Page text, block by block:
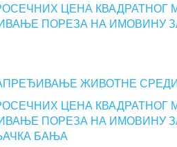
ЦЕНА КВАДРАТНОГ
ПОРЕЗА НА ИМОВИНУ
ЖИВОТНЕ
ЦЕНА КВАДРАТНОГ
ПОРЕЗА НА ИМОВИНУ
БАЊА